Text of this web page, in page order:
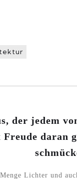
der jedem
daran
Lichter und